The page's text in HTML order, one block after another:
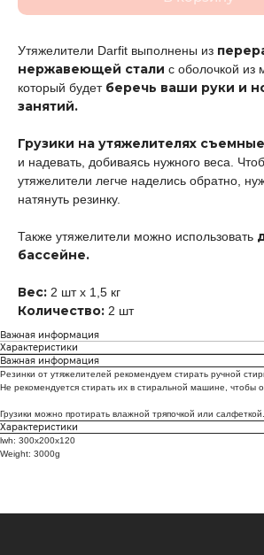
Утяжелители Darfit выполнены из
нержавеющей стали с оболочкой из
который будет беречь ваши руки и
занятий.
Грузики на утяжелителях съемные
и надевать, добиваясь нужного веса.
утяжелители легче наделись обратно,
натянуть резинку.
Также утяжелители можно использовать
бассейне.
Вес: 2 шт х 1,5 кг
Количество: 2 шт
Важная информация
Характеристики
Важная информация
Резинки от утяжелителей рекомендуем стирать ручной
Не рекомендуется стирать их в стиральной машине, чтобы
Грузики можно протирать влажной тряпочкой или салфеткой.
Характеристики
lwh: 300x200x120
Weight: 3000g
Челлендж: 31 тренировка за 31 день
Инвентарь
О тренере
Результаты и отзывы
ИНН 771873395806